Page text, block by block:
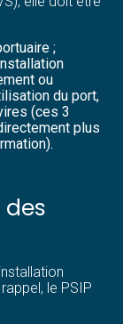
;
ou
du port,
(ces 3
plus
le PSIP